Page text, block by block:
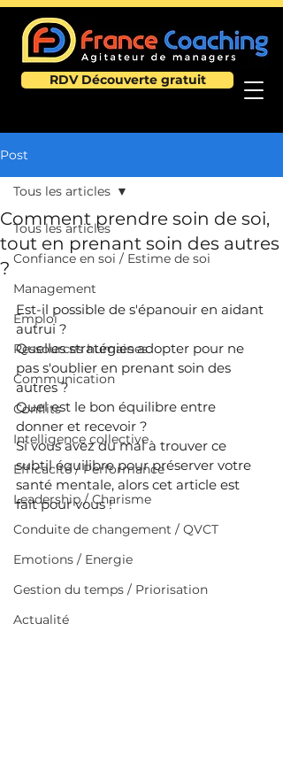
RDV Découverte gratuit
Post
Tous les articles
Confiance en soi / Estime de soi
Management
Emploi
Ressources humaines
Communication
Conflits
Intelligence collective
Efficacité / Performance
Leadership / Charisme
Conduite de changement / QVCT
Emotions / Energie
Gestion du temps / Priorisation
Actualité
Tous les articles
Comment prendre soin de soi,
tout en prenant soin des autres
?
Est-il possible de s'épanouir en aidant
autrui ?
Quelles stratégies adopter pour ne
pas s'oublier en prenant soin des
autres ?
Quel est le bon équilibre entre
donner et recevoir ?
Si vous avez du mal à trouver ce
subtil équilibre pour préserver votre
santé mentale, alors cet article est
fait pour vous !